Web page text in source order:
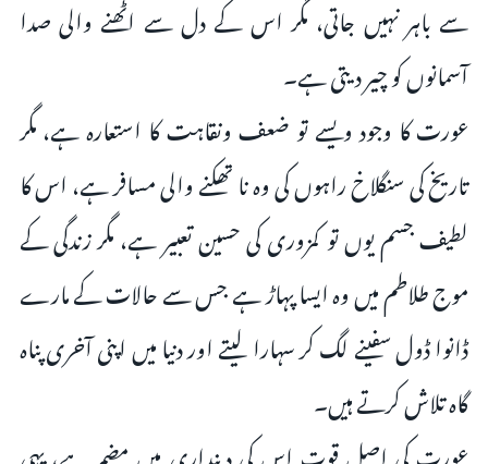
سے باہر نہیں جاتی، مگر اس کے دل سے اٹھنے والی صدا
آسمانوں کو چیر دیتی ہے۔
عورت کا وجود ویسے تو ضعف ونقاہت کا استعارہ ہے، مگر
تاریخ کی سنگلاخ راہوں کی وہ نا تھکنے والی مسافر ہے، اس کا
لطیف جسم یوں تو کمزورى کی حسین تعبیر ہے، مگر زندگی کے
موج طلاطم میں وہ ایسا پہاڑ ہے جس سے حالات کے مارے
ڈانوا ڈول سفینے لگ کر سہارا لیتے اور دنیا میں اپنى آخرى پناہ
گاہ تلاش کرتے ہیں۔
عورت کی اصل قوت اس کی دینداری میں مضمر ہے، یہی